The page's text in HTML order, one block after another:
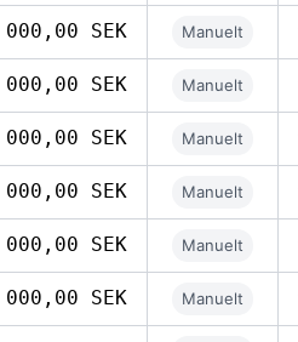
SEK Manuelt
SEK Manuelt
SEK Manuelt
SEK Manuelt
SEK Manuelt
SEK Manuelt